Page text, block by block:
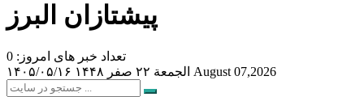
پیشتازان البرز
تعداد خبر های امروز: 0
۱۴۰۵/۰۵/۱۶
الجمعة ۲۲ صفر ۱۴۴۸ August 07,2026